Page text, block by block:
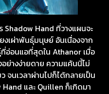
Shadow Hand ที่วางแผนจะ
เผ่าพันธุ์มนุษย์ อันเนื่องจาก
อ่อนแอที่สุดใน Athanor เมื่อ
ย่างง่ายดาย ความแค้นนี้ไม่
จนเวลาผ่านไปก็ได้กลายเป็น
และ Quillen ก็เกิดมา